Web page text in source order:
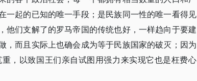
一起的已知的唯一手段；是民族同一性的唯一看得见
他们支解了的罗马帝国的传统也好，一样趋向于要建
，而且实际上也确会成为等于民族国家的破灭；因为
，以致国王们亲自试图用强力来实现它也是枉费心